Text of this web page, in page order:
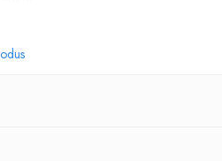
impresionează prin designul său
stil.
și sofisticată